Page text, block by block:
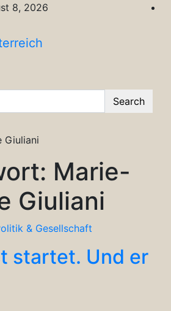
8, 2026
Search
Giuliani
Marie-
Giuliani
& Gesellschaft
startet. Und er